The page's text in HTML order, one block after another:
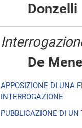
De
APPOSIZIONE DI UNA
INTERROGAZIONE
PUBBLICAZIONE DI UN